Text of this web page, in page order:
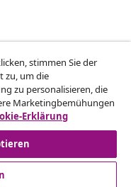
Bestellung
stimmen Sie der
zu, um die
zu personalisieren, die
Marketingbemühungen
Erklärung